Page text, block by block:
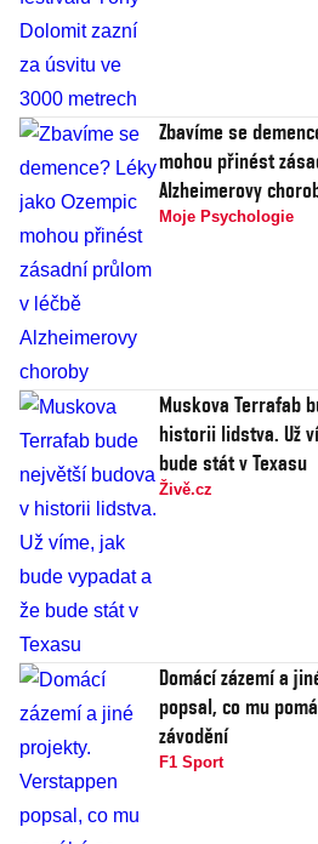
Zbavíme se
mohou přinést
Alzheimerovy
Moje Psychologie
Muskova Terrafab
historii lidstva. Už
bude stát v Texasu
Živě.cz
Domácí zázemí a
popsal, co mu
závodění
F1 Sport